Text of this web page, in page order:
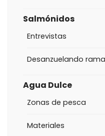
Salmónidos
Entrevistas
Desanzuelando
Agua Dulce
Zonas de pesca
Materiales